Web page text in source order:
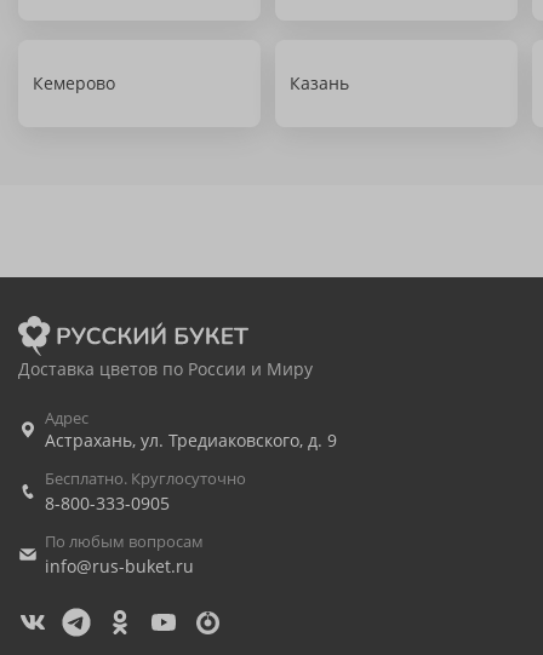
Кемерово Казань
Доставка цветов по России и Миру
Адрес
Астрахань, ул. Тредиаковского, д. 9
Бесплатно. Круглосуточно
8-800-333-0905
По любым вопросам
info@rus-buket.ru